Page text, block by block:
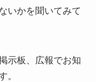
いかを聞いてみて
示板、広報でお知
。